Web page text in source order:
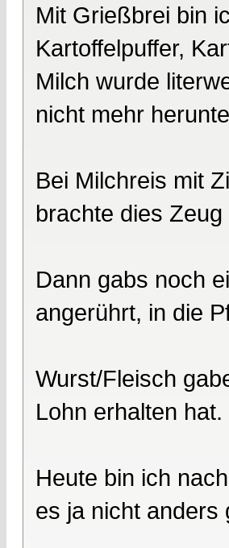
Mit Grießbrei bin
Kartoffelpuffer,
Milch wurde
nicht mehr
Bei Milchreis mit
brachte dies
Dann gabs noch
angerührt, in die
Wurst/Fleisch
Lohn erhalten hat.
Heute bin ich
es ja nicht anders